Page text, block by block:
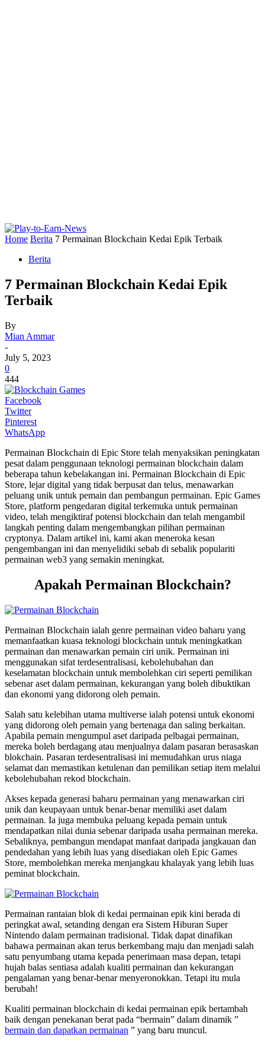
Home Berita 7 Permainan Blockchain Kedai Epik Terbaik
Berita
7 Permainan Blockchain Kedai Epik
Terbaik
By
Mian Ammar
-
July 5, 2023
0
444
Facebook
Twitter
Pinterest
WhatsApp
Permainan Blockchain di Epic Store telah menyaksikan peningkatan
pesat dalam penggunaan teknologi permainan blockchain dalam
beberapa tahun kebelakangan ini. Permainan Blockchain di Epic
Store, lejar digital yang tidak berpusat dan telus, menawarkan
peluang unik untuk pemain dan pembangun permainan. Epic Games
Store, platform pengedaran digital terkemuka untuk permainan
video, telah mengiktiraf potensi blockchain dan telah mengambil
langkah penting dalam mengembangkan pilihan permainan
cryptonya. Dalam artikel ini, kami akan meneroka kesan
pengembangan ini dan menyelidiki sebab di sebalik populariti
permainan web3 yang semakin meningkat.
Apakah Permainan Blockchain?
Permainan Blockchain ialah genre permainan video baharu yang
memanfaatkan kuasa teknologi blockchain untuk meningkatkan
permainan dan menawarkan pemain ciri unik. Permainan ini
menggunakan sifat terdesentralisasi, kebolehubahan dan
keselamatan blockchain untuk membolehkan ciri seperti pemilikan
sebenar aset dalam permainan, kekurangan yang boleh dibuktikan
dan ekonomi yang didorong oleh pemain.
Salah satu kelebihan utama multiverse ialah potensi untuk ekonomi
yang didorong oleh pemain yang bertenaga dan saling berkaitan.
Apabila pemain mengumpul aset daripada pelbagai permainan,
mereka boleh berdagang atau menjualnya dalam pasaran berasaskan
blokchain. Pasaran terdesentralisasi ini memudahkan urus niaga
selamat dan memastikan ketulenan dan pemilikan setiap item melalui
kebolehubahan rekod blockchain.
Akses kepada generasi baharu permainan yang menawarkan ciri
unik dan keupayaan untuk benar-benar memiliki aset dalam
permainan. Ia juga membuka peluang kepada pemain untuk
mendapatkan nilai dunia sebenar daripada usaha permainan mereka.
Sebaliknya, pembangun mendapat manfaat daripada jangkauan dan
pendedahan yang lebih luas yang disediakan oleh Epic Games
Store, membolehkan mereka menjangkau khalayak yang lebih luas
peminat blockchain.
Permainan rantaian blok di kedai permainan epik kini berada di
peringkat awal, setanding dengan era Sistem Hiburan Super
Nintendo dalam permainan tradisional. Tidak dapat dinafikan
bahawa permainan akan terus berkembang maju dan menjadi salah
satu penyumbang utama kepada penerimaan masa depan, tetapi
hujah balas sentiasa adalah kualiti permainan dan kekurangan
pengalaman yang benar-benar menyeronokkan. Tetapi itu mula
berubah!
Kualiti permainan blockchain di kedai permainan epik bertambah
baik dengan penekanan berat pada “bermain” dalam dinamik ”
bermain dan dapatkan permainan ” yang baru muncul.